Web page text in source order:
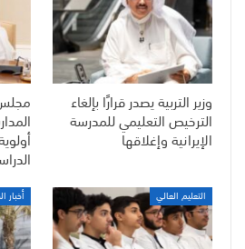
وزير التربية يصدر قرارًا بإلغاء
الترخيص التعليمي للمدرسة
الإيرانية وإغلاقها
مجلس
التعليم العالي أخبار